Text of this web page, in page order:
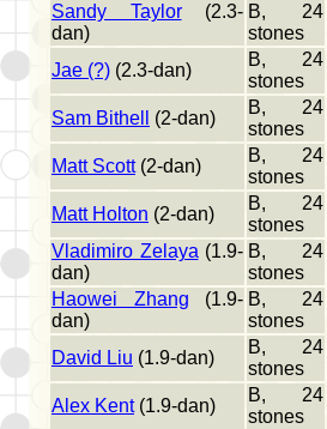
Sandy Taylor(2.3-
dan)
B, 24
stones
Jae (?) (2.3-dan)
B, 24
stones
Sam Bithell
(2-dan)
B, 24
stones
Matt Scott(2-dan)
B, 24
stones
Matt Holton (2-dan)
B, 24
stones
Vladimiro Zelaya(1.9-
dan)
B, 24
stones
Haowei Zhang (1.9-
dan)
B, 24
stones
David Liu (1.9-dan)
B, 24
stones
Alex Kent(1.9-dan)
B, 24
stones